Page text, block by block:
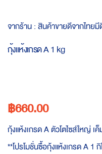
to
beginning
จากร้าน :สินค้าขายดีจากไทย
กุ้งแห้งเกรด A 1 kg
฿660.00
กุ้งแห้งเกรด A ตัวโตไซส์ใหญ่ เ
**โปรโมชั่นซื้อกุ้งแห้งเกรด A 1